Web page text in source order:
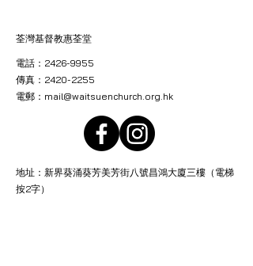
荃灣基督教惠荃堂
電話：2426-9955
傳真：2420-2255
電郵： mail@waitsuenchurch.org.hk
地址：新界葵涌葵芳美芳街八號昌鴻大廈三樓（電梯
按2字）